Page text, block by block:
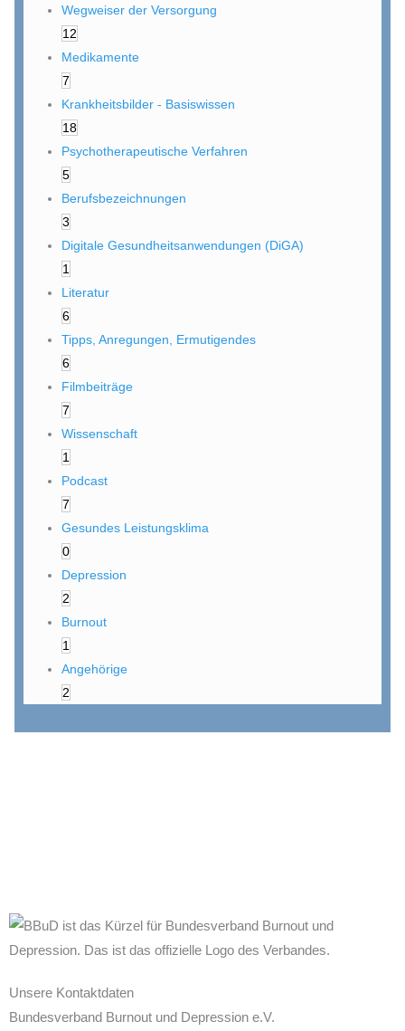
Wegweiser der Versorgung
12
Medikamente
7
Krankheitsbilder - Basiswissen
18
Psychotherapeutische Verfahren
5
Berufsbezeichnungen
3
Digitale Gesundheitsanwendungen (DiGA)
1
Literatur
6
Tipps, Anregungen, Ermutigendes
6
Filmbeiträge
7
Wissenschaft
1
Podcast
7
Gesundes Leistungsklima
0
Depression
2
Burnout
1
Angehörige
2
Unsere Kontaktdaten
Bundesverband Burnout und Depression e.V.